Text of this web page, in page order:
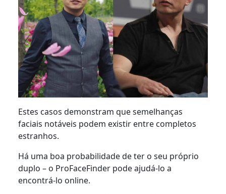
Estes casos demonstram que semelhanças
faciais notáveis podem existir entre completos
estranhos.
Há uma boa probabilidade de ter o seu próprio
duplo – o ProFaceFinder pode ajudá-lo a
encontrá-lo online.